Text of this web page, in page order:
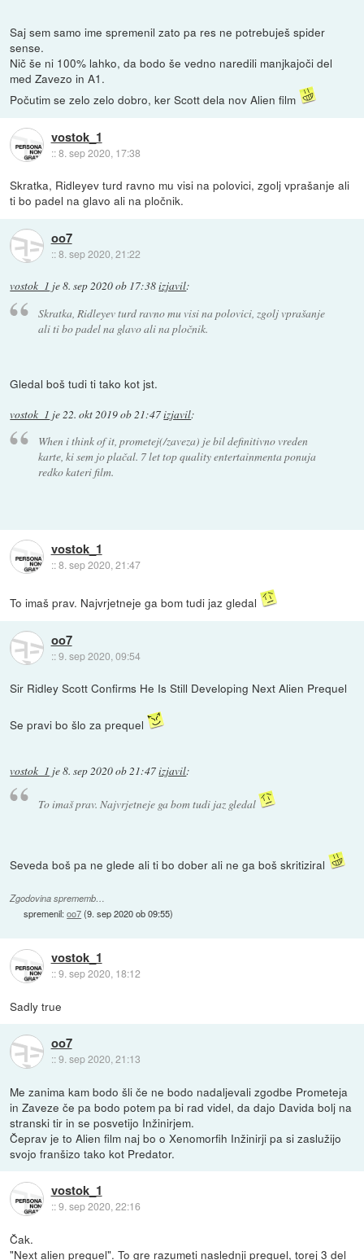
Saj sem samo ime spremenil zato pa res ne potrebuješ spider
sense.
Nič še ni 100% lahko, da bodo še vedno naredili manjkajoči del
med Zavezo in A1.
Počutim se zelo zelo dobro, ker Scott dela nov Alien film
vostok_1
::8. sep 2020, 17:38
Skratka, Ridleyev turd ravno mu visi na polovici, zgolj vprašanje ali
ti bo padel na glavo ali na pločnik.
oo7
::8. sep 2020, 21:22
vostok_1 je8. sep 2020 ob 17:38izjavil:
Skratka, Ridleyev turd ravno mu visi na polovici, zgolj vprašanje
ali ti bo padel na glavo ali na pločnik.
Gledal boš tudi ti tako kot jst.
vostok_1 je22. okt 2019 ob 21:47izjavil:
When i think of it, prometej(/zaveza) je bil definitivno vreden
karte, ki sem jo plačal. 7 let top quality entertainmenta ponuja
redko kateri film.
vostok_1
::8. sep 2020, 21:47
To imaš prav. Najvrjetneje ga bom tudi jaz gledal
oo7
::9. sep 2020, 09:54
Sir Ridley Scott Confirms He Is Still Developing Next Alien Prequel
Se pravi bo šlo za prequel
vostok_1 je8. sep 2020 ob 21:47izjavil:
To imaš prav. Najvrjetneje ga bom tudi jaz gledal
Seveda boš pa ne glede ali ti bo dober ali ne ga boš skritiziral
Zgodovina sprememb…
spremenil:oo7(9. sep 2020 ob 09:55)
vostok_1
::9. sep 2020, 18:12
Sadly true
oo7
::9. sep 2020, 21:13
Me zanima kam bodo šli če ne bodo nadaljevali zgodbe Prometeja
in Zaveze če pa bodo potem pa bi rad videl, da dajo Davida bolj na
stranski tir in se posvetijo Inžinirjem.
Čeprav je to Alien film naj bo o Xenomorfih Inžinirji pa si zaslužijo
svojo franšizo tako kot Predator.
vostok_1
::9. sep 2020, 22:16
Čak.
"Next alien prequel". To gre razumeti naslednji prequel, torej 3 del